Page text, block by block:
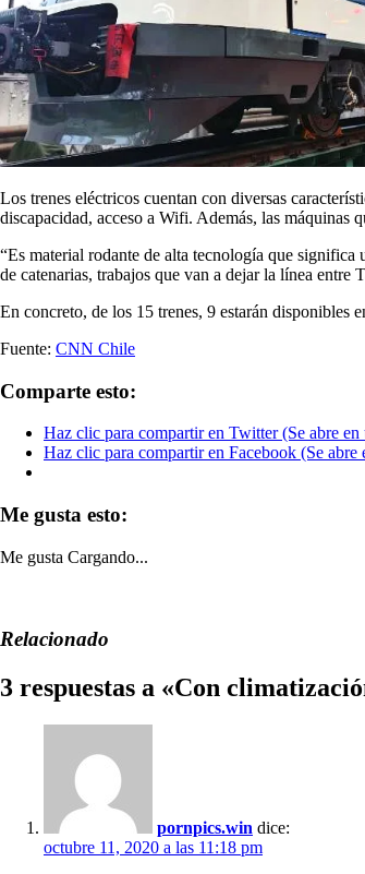
Los trenes eléctricos cuentan con diversas
discapacidad, acceso a Wifi. Además, las máquinas
“Es material rodante de alta tecnología que
de catenarias, trabajos que van a dejar la línea
En concreto, de los 15 trenes, 9 estarán
Fuente: CNN Chile
Comparte esto:
Haz clic para compartir en Twitter (Se abre en
Haz clic para compartir en Facebook (Se abre
Me gusta esto:
Me gusta Cargando...
Relacionado
3 respuestas a «Con
pornpics.win dice:
octubre 11, 2020 a las 11:18 pm